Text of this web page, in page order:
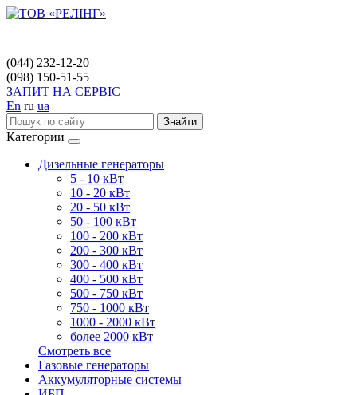
(044) 232-12-20
(098) 150-51-55
ЗАПИТ НА СЕРВІС
En ru ua
Знайти
Категории
Дизельные генераторы
5 - 10 кВт
10 - 20 кВт
20 - 50 кВт
50 - 100 кВт
100 - 200 кВт
200 - 300 кВт
300 - 400 кВт
400 - 500 кВт
500 - 750 кВт
750 - 1000 кВт
1000 - 2000 кВт
более 2000 кВт
Смотреть все
Газовые генераторы
Аккумуляторные системы